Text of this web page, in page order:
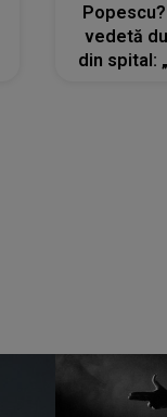
vedetă
din spital: